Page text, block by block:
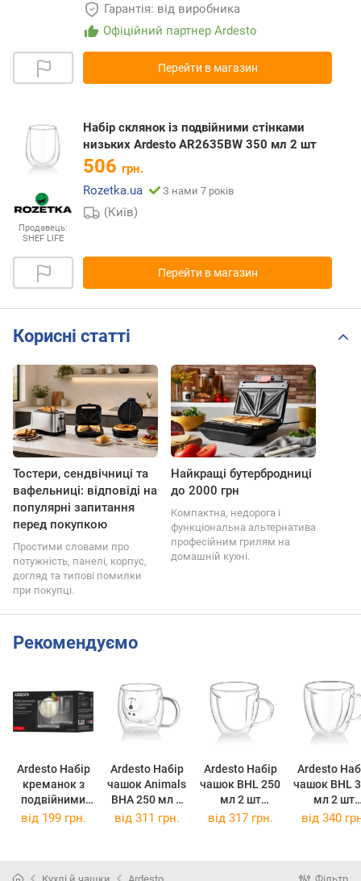
Гарантія: від виробника
Офіційний партнер Ardesto
Перейти в магазин
Продавець:
SHEF LIFE
Набір склянок із подвійними стінками
низьких Ardesto AR2635BW 350 мл 2 шт
506 грн.
Rozetka.ua
З нами 7 років
(Київ)
Перейти в магазин
Корисні статті
Тостери, сендвічниці та
вафельниці: відповіді на
популярні запитання
перед покупкою
Простими словами про
потужність, панелі, корпус,
догляд та типові помилки
при покупці.
Найкращі бутербродниці
до 2000 грн
Компактна, недорога і
функціональна альтернатива
професійним грилям на
домашній кухні.
Рекомендуємо
Ardesto Набір
креманок з
подвійними
стінками ,
Ardesto Набір
чашок Animals
BHA 250 мл 2
шт прозорий
Ardesto Набір
чашок BHL 250
мл 2 шт
прозорий
Ardesto
чашок BHL 330
мл 2 шт
прозорий
від 199 грн. від 311 грн. від 317 грн. від 340
Кухлі й чашки Ardesto Фільтр